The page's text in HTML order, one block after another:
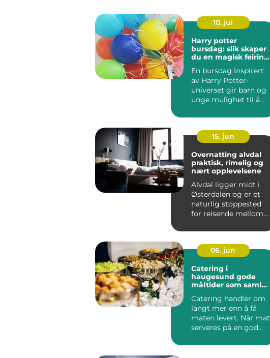
10. jul
Harry potter
bursdag: slik skaper
du en magisk feiring
En bursdag inspirert
av Harry Potter-
universet gir barn og
unge mulighet til å
15. jun
Overnatting alvdal
praktisk, rimelig og
nært opplevelsene
Alvdal ligger midt i
Østerdalen og er et
naturlig stoppested
for reisende mellom
06. jun
Catering i
haugesund gode
måltider som samler
Catering handler om
langt mer enn å få
maten levert. Når mat
serveres på en god